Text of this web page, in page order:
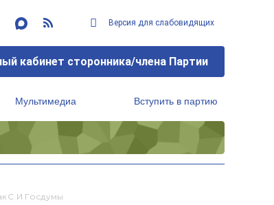
Версия для слабовидящих
кабинет сторонника/члена Партии
Мультимедиа Вступить в партию
И Госдумы